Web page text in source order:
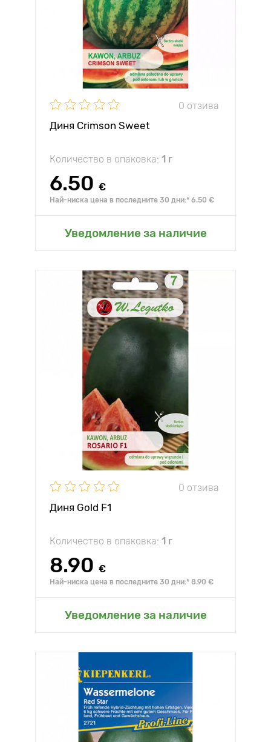
0 отзива
Диня Crimson Sweet
Количество в опаковка: 1 г
6.50 €
Най-ниска цена в последните 30 дни:* 6.50 €
Уведомление за наличие
0 отзива
Диня Gold F1
Количество в опаковка: 1 г
8.90 €
Най-ниска цена в последните 30 дни:* 8.90 €
Уведомление за наличие